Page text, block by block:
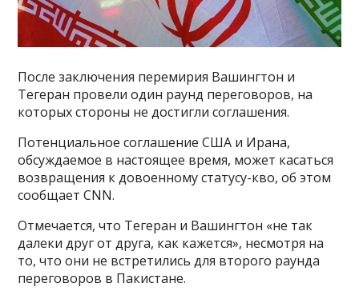
После заключения перемирия Вашингтон и
Тегеран провели один раунд переговоров, на
которых стороны не достигли соглашения.
Потенциальное соглашение США и Ирана,
обсуждаемое в настоящее время, может касаться
возвращения к довоенному статусу-кво, об этом
сообщает CNN.
Отмечается, что Тегеран и Вашингтон «не так
далеки друг от друга, как кажется», несмотря на
то, что они не встретились для второго раунда
переговоров в Пакистане.